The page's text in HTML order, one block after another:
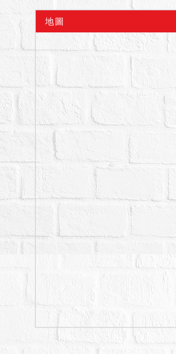
（例如：海砂
向債權人、當
封建物有足以
定，拍賣物買
年12月12日
地深美段300
係以專有部分
三、3234建號
拍定人應自行
四、本件拍定
備註
一、上開不動
二、拍賣最低
三、保證金新
四、設定第一
五、應買人應
之1第3項規定
地圖